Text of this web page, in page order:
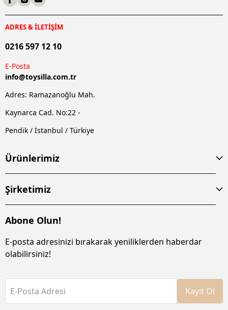
ADRES & İLETİŞİM
0216 597 12 10
E-Posta
info@toysilla.com.tr
Adres: Ramazanoğlu Mah.
Kaynarca Cad. No:22 -
Pendik / İstanbul / Türkiye
Ürünlerimiz
Şirketimiz
Abone Olun!
E-posta adresinizi bırakarak yeniliklerden haberdar
olabilirsiniz!
E-Posta Adresi Kayıt Ol